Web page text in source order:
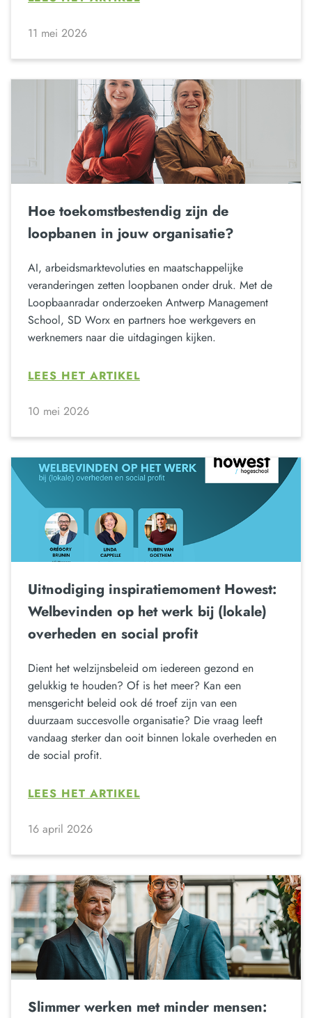
11 mei 2026
Hoe toekomstbestendig zijn de
loopbanen in jouw organisatie?
AI, arbeidsmarktevoluties en maatschappelijke
veranderingen zetten loopbanen onder druk. Met de
Loopbaanradar onderzoeken Antwerp Management
School, SD Worx en partners hoe werkgevers en
werknemers naar die uitdagingen kijken.
LEES HET ARTIKEL
10 mei 2026
Uitnodiging inspiratiemoment Howest:
Welbevinden op het werk bij (lokale)
overheden en social profit
Dient het welzijnsbeleid om iedereen gezond en
gelukkig te houden? Of is het meer? Kan een
mensgericht beleid ook dé troef zijn van een
duurzaam succesvolle organisatie? Die vraag leeft
vandaag sterker dan ooit binnen lokale overheden en
de social profit.
LEES HET ARTIKEL
16 april 2026
Slimmer werken met minder mensen: